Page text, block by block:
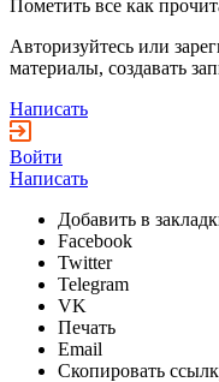
Пометить все как
Авторизуйтесь или
материалы, создавать
Написать
Войти
Написать
Добавить в
Facebook
Twitter
Telegram
VK
Печать
Email
Скопировать